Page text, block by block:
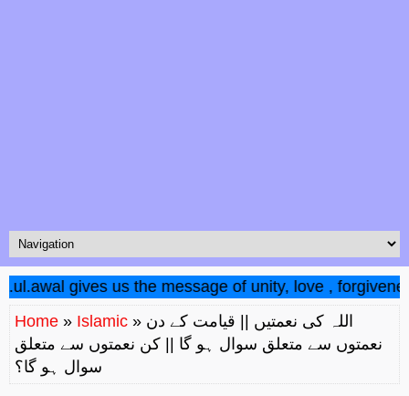
gives us the message of unity, love , forgiveness,
Home » Islamic » اللہ کی نعمتیں || قیامت کے دن
نعمتوں سے متعلق سوال ہو گا || کن نعمتوں سے متعلق
سوال ہو گا؟